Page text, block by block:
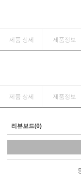
제품 상세 제품정보
제품 상세 제품정보
리뷰보드(0)